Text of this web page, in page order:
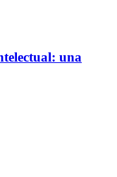
una